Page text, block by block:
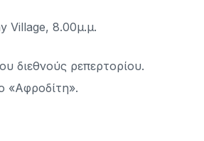
Village, 8.00μ.μ.
διεθνούς ρεπερτορίου.
«Αφροδίτη».